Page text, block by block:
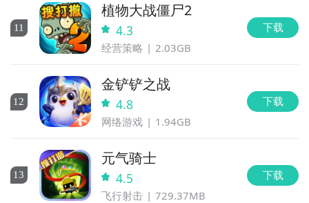
11
植物大战僵尸2
4.3
经营策略 2.03GB
下载
12
金铲铲之战
4.8
网络游戏 1.94GB
下载
13
元气骑士
4.5
飞行射击 729.37MB
下载